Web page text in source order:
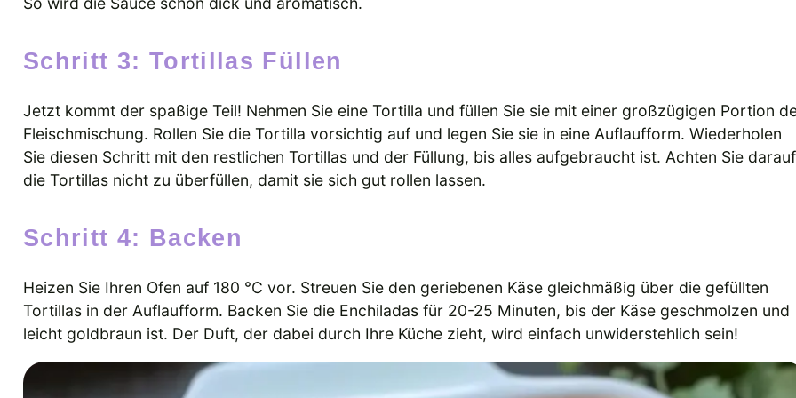
Schritt 3: Tortillas Füllen
Jetzt kommt der spaßige Teil! Nehmen Sie eine Tortilla und füllen Sie sie mit einer großzügigen Portion
Fleischmischung. Rollen Sie die Tortilla vorsichtig auf und legen Sie sie in eine Auflaufform. Wiederholen
Sie diesen Schritt mit den restlichen Tortillas und der Füllung, bis alles aufgebraucht ist. Achten Sie
die Tortillas nicht zu überfüllen, damit sie sich gut rollen lassen.
Schritt 4: Backen
Heizen Sie Ihren Ofen auf 180 °C vor. Streuen Sie den geriebenen Käse gleichmäßig über die gefüllten
Tortillas in der Auflaufform. Backen Sie die Enchiladas für 20-25 Minuten, bis der Käse geschmolzen und
leicht goldbraun ist. Der Duft, der dabei durch Ihre Küche zieht, wird einfach unwiderstehlich sein!